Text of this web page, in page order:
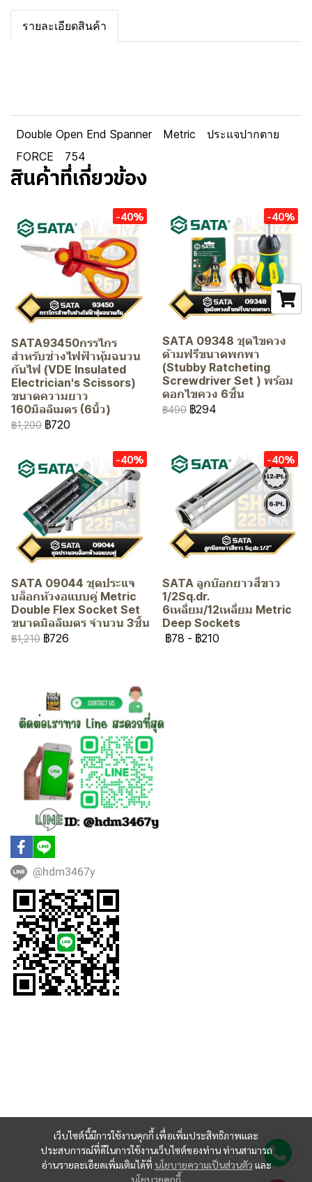
รายละเอียดสินค้า
Double Open End Spanner Metric
ประแจปากตาย
FORCE
754
สินค้าที่เกี่ยวข้อง
-40%
SATA93450กรรไกร
สำหรับช่างไฟฟ้าหุ้มฉนวน
กันไฟ (VDE Insulated
Electrician's Scissors)
ขนาดความยาว
160มิลลิเมตร (6นิ้ว)
฿1,200 ฿720
-40%
SATA 09348 ชุดไขควง
ด้ามฟรีขนาดพกพา
(Stubby Ratcheting
Screwdriver Set ) พร้อม
ดอกไขควง 6ชิ้น
฿490 ฿294
-40%
SATA 09044 ชุดประแจ
บล็อกหัวงอแบบคู่ Metric
Double Flex Socket Set
ขนาดมิลลิเมตร จำนวน 3ชิ้น
฿1,210 ฿726
-40%
SATA ลูกบ๊อกยาวสีขาว
1/2Sq.dr.
6เหลี่ยม/12เหลี่ยม Metric
Deep Sockets
฿78 - ฿210
เว็บไซต์นี้มีการใช้งานคุกกี้ เพื่อเพิ่มประสิทธิภาพและ
ประสบการณ์ที่ดีในการใช้งานเว็บไซต์ของท่าน ท่านสามารถ
อ่านรายละเอียดเพิ่มเติมได้ที่ นโยบายความเป็นส่วนตัว และ
นโยบายคุกกี้
@hdm3467y